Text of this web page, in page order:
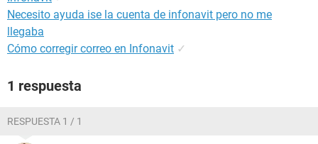
Necesito ayuda ise la cuenta de infonavit pero no me
llegaba
Cómo corregir correo en Infonavit ✓
1 respuesta
RESPUESTA 1 / 1